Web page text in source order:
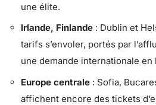
une élite.
Irlande, Finlande : Dublin et
tarifs s’envoler, portés par
une demande internationale en
Europe centrale : Sofia,
affichent encore des tickets